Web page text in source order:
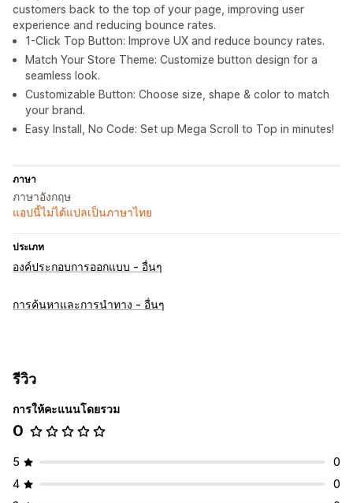
customers back to the top of your page, improving user
experience and reducing bounce rates.
1-Click Top Button: Improve UX and reduce bouncy rates.
Match Your Store Theme: Customize button design for a
seamless look.
Customizable Button: Choose size, shape & color to match
your brand.
Easy Install, No Code: Set up Mega Scroll to Top in minutes!
ภาษา
ภาษาอังกฤษ
แอปนี้ไม่ได้แปลเป็นภาษาไทย
ประเภท
องค์ประกอบการออกแบบ - อื่นๆ
การค้นหาและการนำทาง - อื่นๆ
รีวิว
การให้คะแนนโดยรวม
0
5
0
4
0